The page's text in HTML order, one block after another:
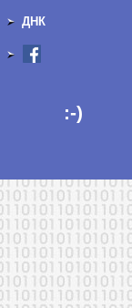
ДНК
:-)